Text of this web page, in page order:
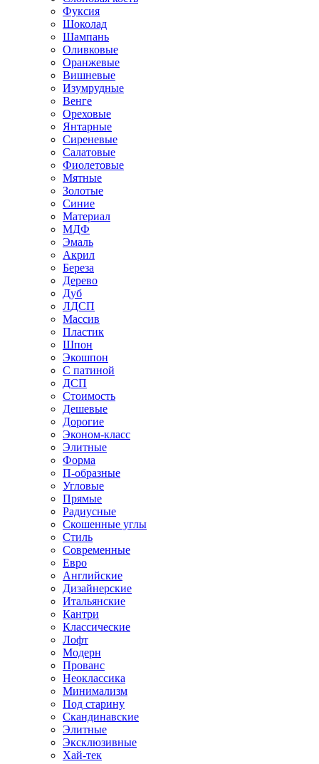
Фуксия
Шоколад
Шампань
Оливковые
Оранжевые
Вишневые
Изумрудные
Венге
Ореховые
Янтарные
Сиреневые
Салатовые
Фиолетовые
Мятные
Золотые
Синие
Материал
МДФ
Эмаль
Акрил
Береза
Дерево
Дуб
ЛДСП
Массив
Пластик
Шпон
Экошпон
С патиной
ДСП
Стоимость
Дешевые
Дорогие
Эконом-класс
Элитные
Форма
П-образные
Угловые
Прямые
Радиусные
Скошенные углы
Стиль
Современные
Евро
Английские
Дизайнерские
Итальянские
Кантри
Классические
Лофт
Модерн
Прованс
Неоклассика
Минимализм
Под старину
Скандинавские
Элитные
Эксклюзивные
Хай-тек